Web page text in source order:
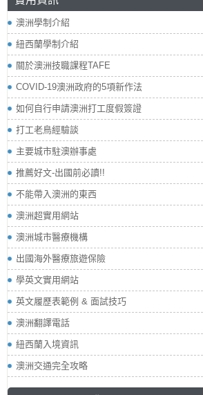
澳洲學制介紹
紐西蘭學制介紹
關於澳洲技職課程TAFE
COVID-19澳洲政府的5項新作法
如何自行申請澳洲打工度假簽證
打工老鳥經驗談
主要城市駐澳辦事處
推薦好文-出國前必讀!!
不能帶入澳洲的東西
澳洲超實用網站
澳洲城市醫療機構
出國海外醫療旅遊保險
學英文實用網站
英文履歷表範例 & 面試技巧
澳洲翻譯電話
紐西蘭入境資訊
澳洲交通完全攻略